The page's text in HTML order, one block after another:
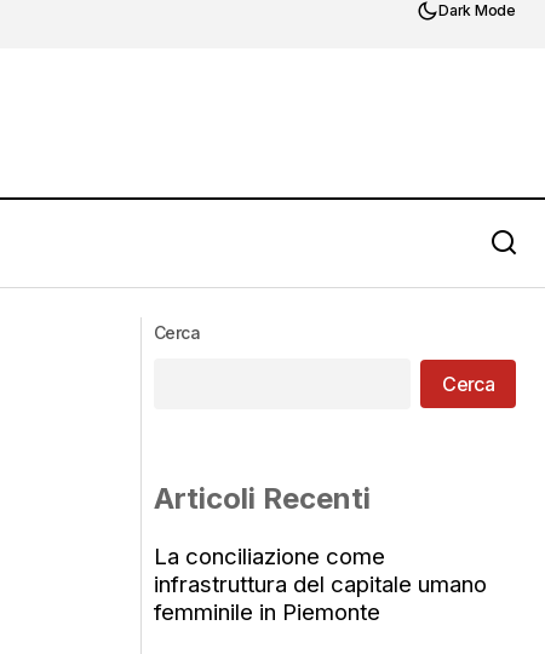
Dark Mode
Cerca
Cerca
Articoli Recenti
La conciliazione come
infrastruttura del capitale umano
femminile in Piemonte